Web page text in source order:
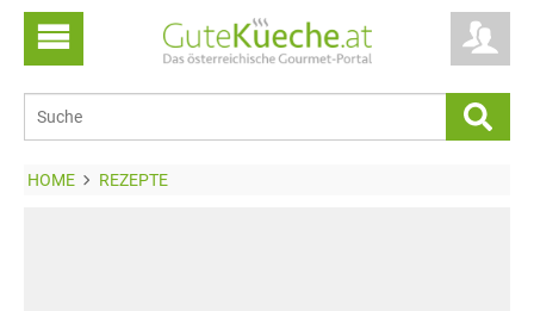
HOME REZEPTE